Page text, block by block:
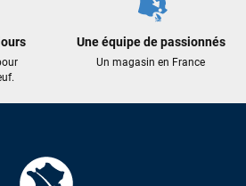
Une équipe de passionnés
Un magasin en France